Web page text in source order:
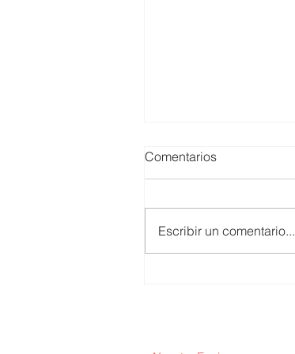
Comentarios
Escribir un comentario...